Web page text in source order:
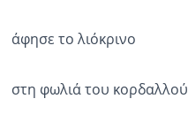
άφησε το λιόκρινο
στη φωλιά του κορδαλλού